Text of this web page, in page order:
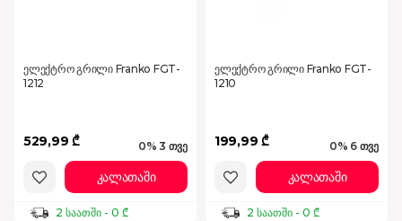
ელექტრო გრილი Franko FGT-
1212
529,99 ₾ 0% 3 თვე
2 საათში - 0 ₾
კალათაში
ელექტრო გრილი Franko FGT-
1210
199,99 ₾ 0% 6 თვე
2 საათში - 0 ₾
კალათაში